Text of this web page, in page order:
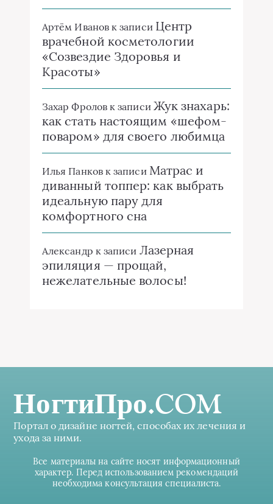
Артём Ивановк записи Центр
врачебной косметологии
«Созвездие Здоровья и
Красоты»
Захар Фроловк записи Жук знахарь:
как стать настоящим «шефом-
поваром» для своего любимца
Илья Панковк записи Матрас и
диванный топпер: как выбрать
идеальную пару для
комфортного сна
Александр к записи Лазерная
эпиляция — прощай,
нежелательные волосы!
НогтиПро.COM
Портал о дизайне ногтей, способах их лечения и
ухода за ними.
Все материалы на сайте носят информационный
характер. Перед использованием рекомендаций
необходима консультация специалиста.